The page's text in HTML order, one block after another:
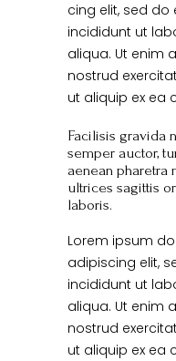
cing elit, sed
incididunt ut
aliqua. Ut enim
nostrud
ut aliquip ex ea
Facilisis gravida
semper auctor,
aenean pharetra
ultrices sagittis
laboris.
Lorem ipsum
adipiscing elit,
incididunt ut
aliqua. Ut enim
nostrud
ut aliquip ex ea